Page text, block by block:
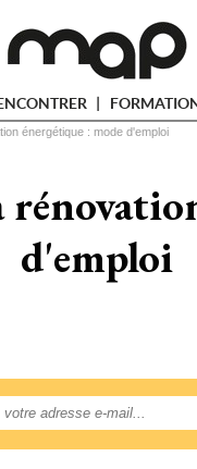
énergétique : mode d'emploi
d'emploi